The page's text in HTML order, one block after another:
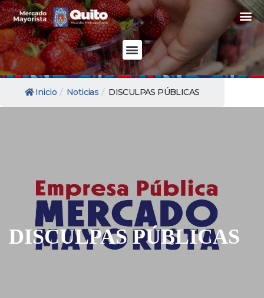
Inicio / Noticias / DISCULPAS PÚBLICAS
DISCULPAS PÚBLICAS